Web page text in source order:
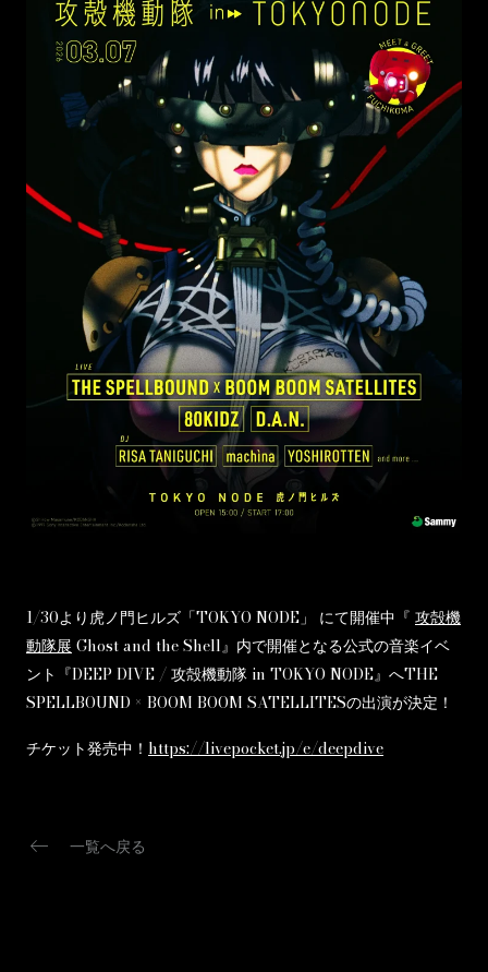
1/30より虎ノ門ヒルズ「TOKYO NODE」 にて開催中『 攻殻機
動隊展 Ghost and the Shell』内で開催となる公式の音楽イベ
ント『DEEP DIVE / 攻殻機動隊 in TOKYO NODE』へTHE
SPELLBOUND × BOOM BOOM SATELLITESの出演が決定！
チケット発売中！ https://livepocket.jp/e/deepdive
keyboard_backspace 一覧へ戻る